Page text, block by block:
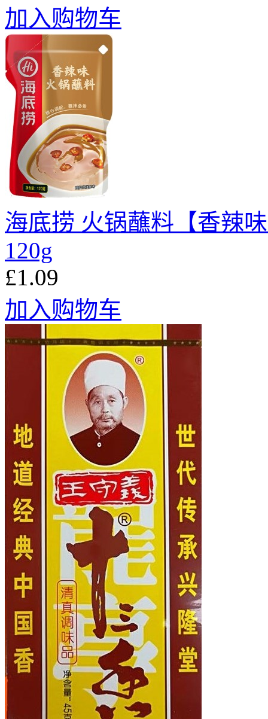
加入购物车
海底捞 火锅蘸料【香辣
120g
£1.09
加入购物车